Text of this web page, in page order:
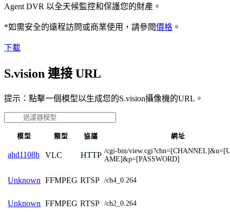
Agent DVR 以全天候監控和保護您的財產。
*如需安全的遠程訪問或商業使用，請參閱價格 。
下載
S.vision 連接 URL
提示：點擊一個模型以生成您的S.vision攝像機的URL。
模型 類型 協議 網址
ahd1108h VLC HTTP /cgi-bin/
AME]&p=[PASSWORD]
Unknown FFMPEG RTSP /ch4_0.264
Unknown FFMPEG RTSP /ch2_0.264